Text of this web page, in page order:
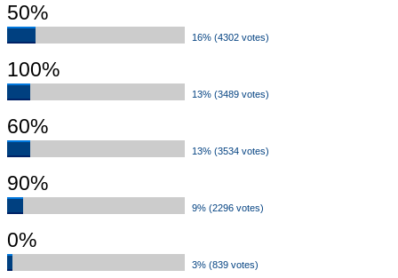
50%
16% (4302 votes)
100%
13% (3489 votes)
60%
13% (3534 votes)
90%
9% (2296 votes)
0%
3% (839 votes)